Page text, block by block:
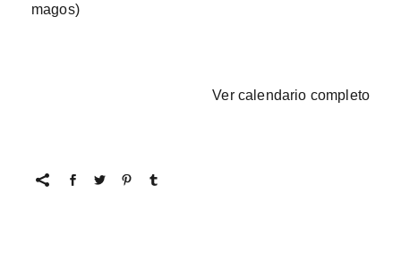
magos)
Ver calendario completo